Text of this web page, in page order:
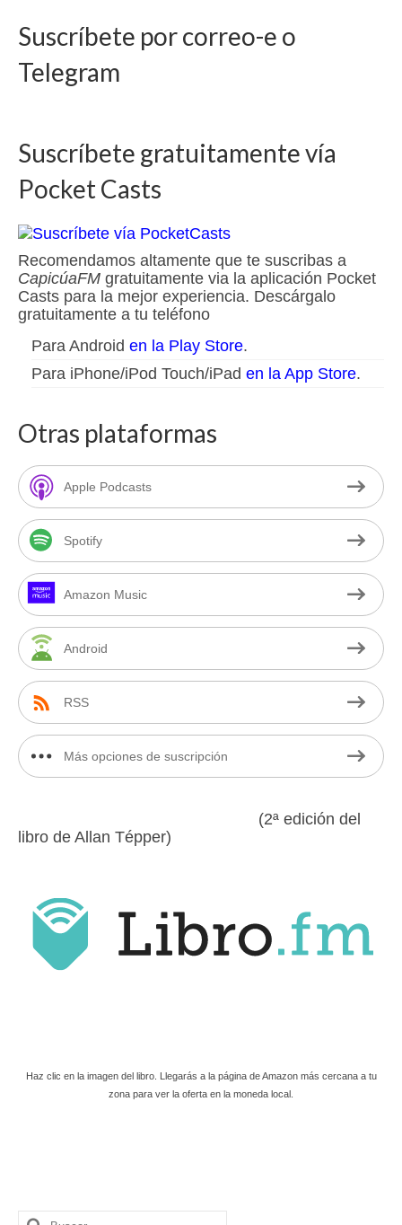
Suscríbete por correo-e o
Telegram
Suscríbete gratuitamente vía
Pocket Casts
Recomendamos altamente que te suscribas a
CapicúaFM gratuitamente via la aplicación Pocket
Casts para la mejor experiencia. Descárgalo
gratuitamente a tu teléfono
Para Android en la Play Store.
Para iPhone/iPod Touch/iPad en la App Store.
Otras plataformas
Apple Podcasts
Spotify
Amazon Music
Android
RSS
Más opciones de suscripción
(2ª edición del
libro de Allan Tépper)
Haz clic en la imagen del libro. Llegarás a la página de Amazon más cercana a tu
zona para ver la oferta en la moneda local.
Buscar